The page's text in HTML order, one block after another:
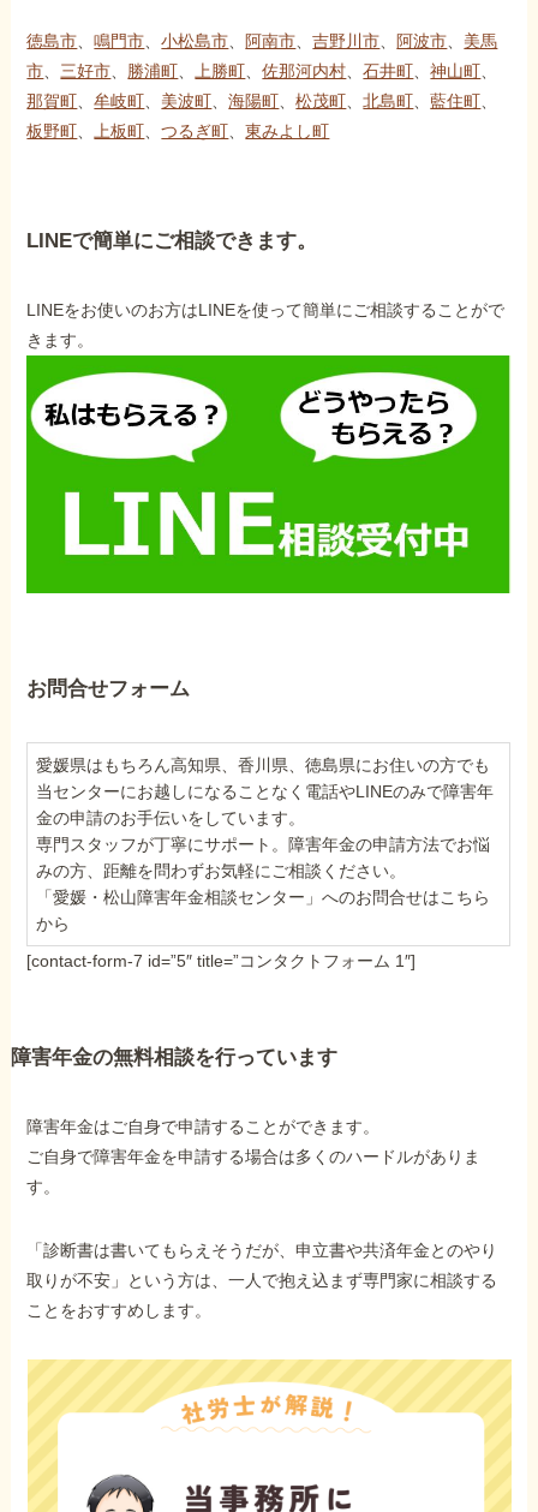
徳島市 、鳴門市 、小松島市 阿南市 、吉野川市 阿波市
美馬
市
三好市 勝浦町 上勝町 、佐那河内村 、石井町 、神山町
那賀町 、牟岐町 美波町 、海陽町 、松茂町 、北島町 、藍住町
板野町
上板町 、つるぎ町 、東みよし町
LINEで簡単にご相談できます。
LINEをお使いのお方はLINEを使って簡単にご相談することがで
きます。
お問合せフォーム
愛媛県はもちろん高知県、香川県、徳島県にお住いの方でも
当センターにお越しになることなく電話やLINEのみで障害年
金の申請のお手伝いをしています。
専門スタッフが丁寧にサポート。障害年金の申請方法でお悩
みの方、距離を問わずお気軽にご相談ください。
「愛媛・松山障害年金相談センター」へのお問合せはこちら
から
[contact-form-7 id=”5″ title=”コンタクトフォーム 1″]
障害年金の無料相談を行っています
障害年金はご自身で申請することができます。
ご自身で障害年金を申請する場合は多くのハードルがありま
す。
「診断書は書いてもらえそうだが、申立書や共済年金とのやり
取りが不安」という方は、一人で抱え込まず専門家に相談する
ことをおすすめします。